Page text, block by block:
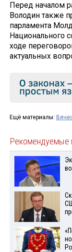
Перед началом
Володин также
парламента
Национального
ходе
актуальных
Ещё материалы:
Рекомендуемые